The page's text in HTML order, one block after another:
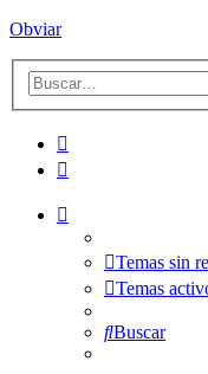
Obviar
Temas sin
Temas
Buscar